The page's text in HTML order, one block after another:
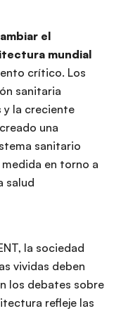
el
mundial
crítico. Los
sanitaria
y la creciente
una
sanitario
en torno a
salud
la sociedad
vividas deben
los debates sobre
refleje las